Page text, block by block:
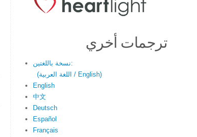
ترجمات أخري
نسخة باللغتين:
(اللغة العربية / English)
English
中文
Deutsch
Español
Français